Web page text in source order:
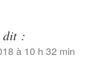
dit :
à 10 h 32 min